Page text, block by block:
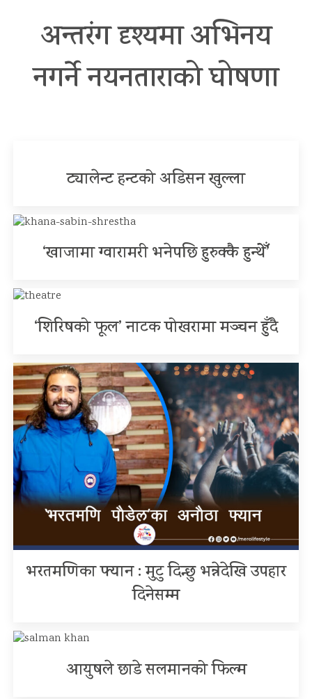
अन्तरंग दृश्यमा अभिनय
नगर्ने नयनताराको घोषणा
ट्यालेन्ट हन्टको अडिसन खुल्ला
‘खाजामा ग्वारामरी भनेपछि हुरुक्कै हुन्थेँ’
‘शिरिषको फूल’ नाटक पोखरामा मञ्चन हुँदै
भरतमणिका फ्यान : मुटु दिन्छु भन्नेदेखि उपहार
दिनेसम्म
आयुषले छाडे सलमानको फिल्म